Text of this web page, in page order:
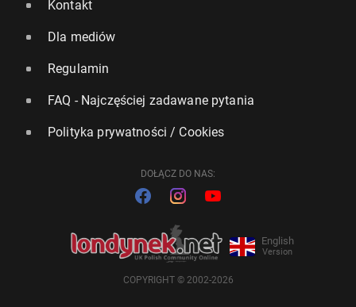
Kontakt
Dla mediów
Regulamin
FAQ - Najczęściej zadawane pytania
Polityka prywatności / Cookies
DOŁĄCZ DO NAS:
English
Version
COPYRIGHT © 2002-2026